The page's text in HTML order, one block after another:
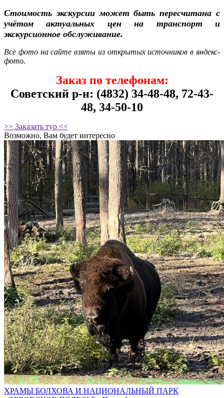
Стоимость экскурсии может быть пересчитана с
учётом актуальных цен на транспорт и
экскурсионное обслуживание.
Все фото на сайте взяты из открытых источников в яндекс-
фото.
Заказ по телефонам:
Советский р-н: (4832) 34-48-48, 72-43-
48, 34-50-10
>> Заказать тур <<
Возможно, Вам будет интересно
ХРАМЫ БОЛХОВА И НАЦИОНАЛЬНЫЙ ПАРК